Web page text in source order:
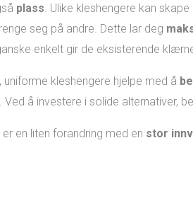
plass. Ulike kleshengere kan
seg på andre. Dette lar deg
enkelt gir de eksisterende
kleshengere hjelpe med å
å investere i solide alternativer,
en liten forandring med en stor